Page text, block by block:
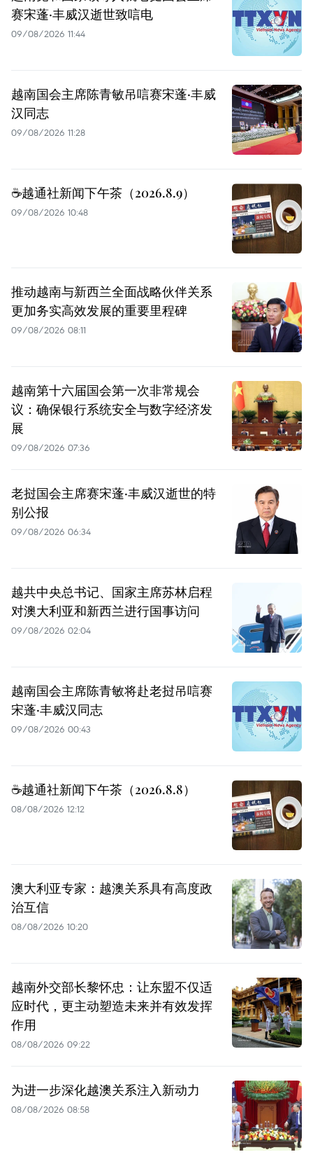
赛宋蓬·丰威汉逝世致唁电
09/08/2026 11:44
越南国会主席陈青敏吊唁赛宋蓬·丰威
汉同志
09/08/2026 11:28
☕️越通社新闻下午茶（2026.8.9）
09/08/2026 10:48
推动越南与新西兰全面战略伙伴关系
更加务实高效发展的重要里程碑
09/08/2026 08:11
越南第十六届国会第一次非常规会
议：确保银行系统安全与数字经济发
展
09/08/2026 07:36
老挝国会主席赛宋蓬·丰威汉逝世的特
别公报
09/08/2026 06:34
越共中央总书记、国家主席苏林启程
对澳大利亚和新西兰进行国事访问
09/08/2026 02:04
越南国会主席陈青敏将赴老挝吊唁赛
宋蓬·丰威汉同志
09/08/2026 00:43
☕️越通社新闻下午茶（2026.8.8）
08/08/2026 12:12
澳大利亚专家：越澳关系具有高度政
治互信
08/08/2026 10:20
越南外交部长黎怀忠：让东盟不仅适
应时代，更主动塑造未来并有效发挥
作用
08/08/2026 09:22
为进一步深化越澳关系注入新动力
08/08/2026 08:58